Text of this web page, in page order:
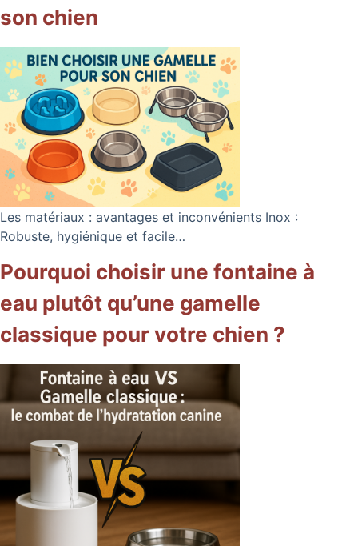
son chien
Les matériaux : avantages et inconvénients Inox :
Robuste, hygiénique et facile…
Pourquoi choisir une fontaine à
eau plutôt qu’une gamelle
classique pour votre chien ?